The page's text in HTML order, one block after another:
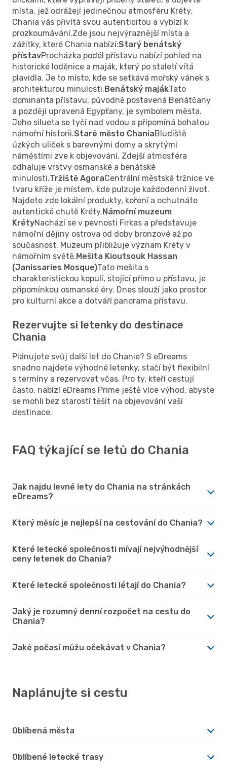
místa, jež odrážejí jedinečnou atmosféru Kréty.
Chania vás přivítá svou autenticitou a vybízí k
prozkoumávání.Zde jsou nejvýraznější místa a
zážitky, které Chania nabízí:Starý benátský
přístavProcházka podél přístavu nabízí pohled na
historické loděnice a maják, který po staletí vítá
plavidla. Je to místo, kde se setkává mořský vánek s
architekturou minulosti.Benátský majákTato
dominanta přístavu, původně postavená Benátčany
a později upravená Egypťany, je symbolem města.
Jeho silueta se tyčí nad vodou a připomíná bohatou
námořní historii.Staré město ChaniaBludiště
úzkých uliček s barevnými domy a skrytými
náměstími zve k objevování. Zdejší atmosféra
odhaluje vrstvy osmanské a benátské
minulosti.Tržiště AgoraCentrální městská tržnice ve
tvaru kříže je místem, kde pulzuje každodenní život.
Najdete zde lokální produkty, koření a ochutnáte
autentické chutě Kréty.Námořní muzeum
KrétyNachází se v pevnosti Firkas a představuje
námořní dějiny ostrova od doby bronzové až po
současnost. Muzeum přibližuje význam Kréty v
námořním světě.Mešita Kioutsouk Hassan
(Janissaries Mosque)Tato mešita s
charakteristickou kopulí, stojící přímo u přístavu, je
připomínkou osmanské éry. Dnes slouží jako prostor
pro kulturní akce a dotváří panorama přístavu.
Rezervujte si letenky do destinace
Chania
Plánujete svůj další let do Chanie? S eDreams
snadno najdete výhodné letenky, stačí být flexibilní
s termíny a rezervovat včas. Pro ty, kteří cestují
často, nabízí eDreams Prime ještě více výhod, abyste
se mohli bez starostí těšit na objevování vaší
destinace.
FAQ týkající se letů do Chania
Jak najdu levné lety do Chania na stránkách
eDreams?
Který měsíc je nejlepší na cestování do Chania?
Které letecké společnosti mívají nejvýhodnější
ceny letenek do Chania?
Které letecké společnosti létají do Chania?
Jaký je rozumný denní rozpočet na cestu do
Chania?
Jaké počasí můžu očekávat v Chania?
Naplánujte si cestu
Oblíbená města
Oblíbené letecké trasy